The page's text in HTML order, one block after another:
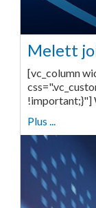
Melett
[vc_column
!important;}"]
Plus ...